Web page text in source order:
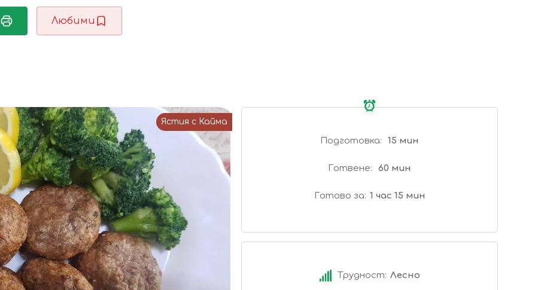
Любими
Ястия с Кайма
Подготовка 15 мин
Готвене 60 мин
Готово за 1 час 15 мин
Трудност: Лесно